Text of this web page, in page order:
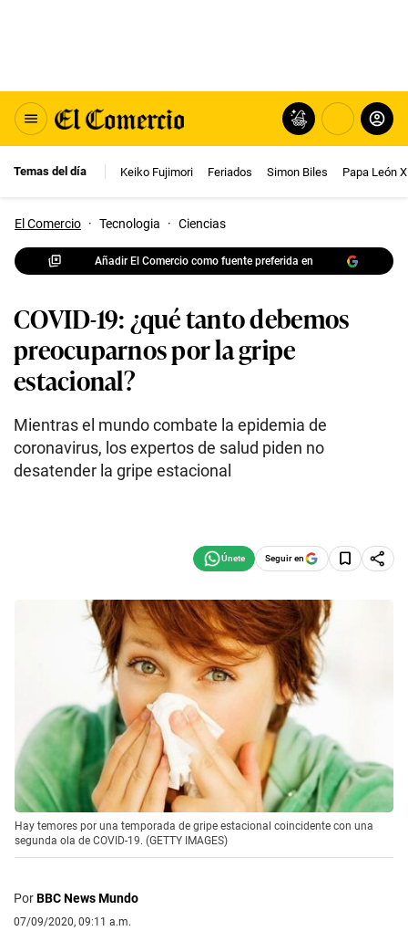
Temas del día Keiko Fujimori Feriados Simon Biles Papa León
El Comercio · Tecnologia · Ciencias
Añadir El Comercio como fuente preferida en
COVID-19: ¿qué tanto debemos
preocuparnos por la gripe
estacional?
Mientras el mundo combate la epidemia de
coronavirus, los expertos de salud piden no
desatender la gripe estacional
Seguir en
Hay temores por una temporada de gripe estacional coincidente con una
segunda ola de COVID-19. (GETTY IMAGES)
PorBBC News Mundo
07/09/2020, 09:11 a.m.